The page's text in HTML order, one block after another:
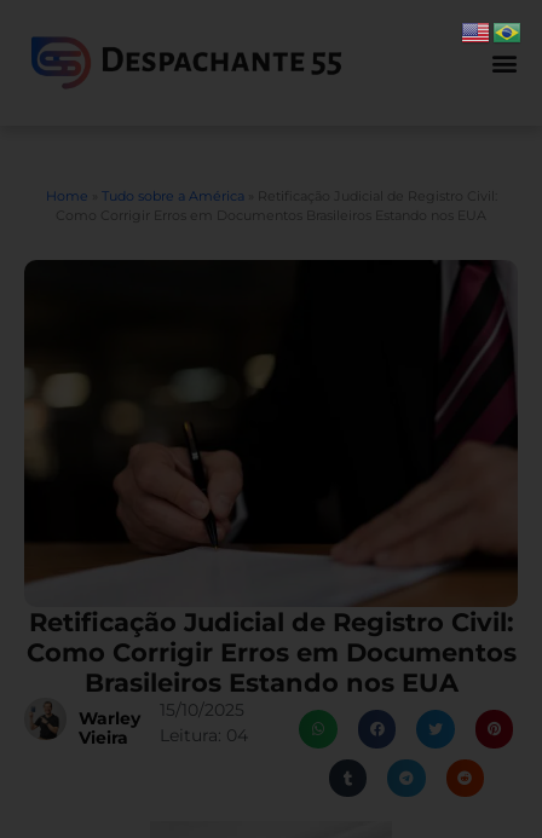
Home Tudo sobre a América
Retificação Judicial de Registro Civil:
Como Corrigir Erros em Documentos Brasileiros Estando nos EUA
Retificação Judicial de Registro Civil:
Como Corrigir Erros em Documentos
Brasileiros Estando nos EUA
Warley
Vieira
15/10/2025
Leitura: 04